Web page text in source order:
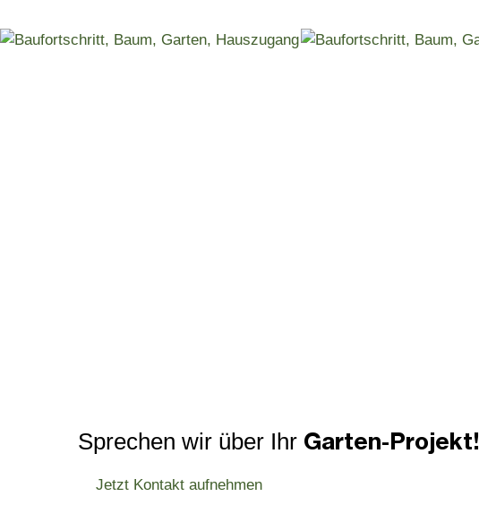
Sprechen wir über Ihr Garten-Projekt!
Jetzt Kontakt aufnehmen